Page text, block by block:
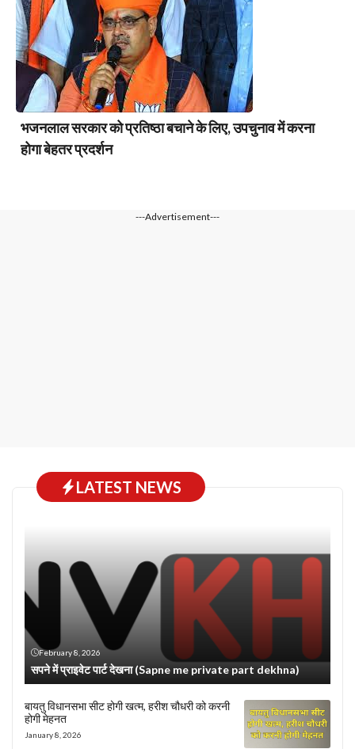
भजनलाल सरकार को प्रतिष्ठा बचाने के लिए, उपचुनाव में करना
होगा बेहतर प्रदर्शन
---Advertisement---
LATEST NEWS
February 8, 2026
सपने में प्राइवेट पार्ट देखना (Sapne me private part dekhna)
बायतु विधानसभा सीट होगी खत्म, हरीश चौधरी को करनी
होगी मेहनत
January 8, 2026